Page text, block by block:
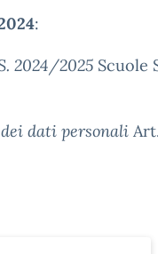
:
2024/2025 Scuole
dati personali